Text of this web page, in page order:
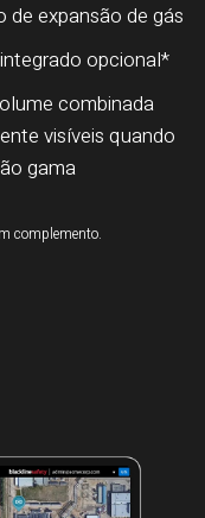
de expansão de gás
opcional*
combinada
visíveis quando
gama
complemento.